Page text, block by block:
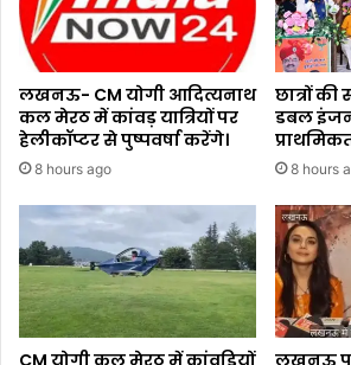
लखनऊ- CM योगी आदित्यनाथ
कल मेरठ में कांवड़ यात्रियों पर
हेलीकॉप्टर से पुष्पवर्षा करेंगे।
8 hours ago
छात्रों
डबल इंजन
8 hours